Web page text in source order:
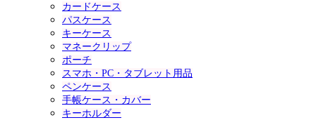
カードケース
パスケース
キーケース
マネークリップ
ポーチ
スマホ・PC・タブレット用品
ペンケース
手帳ケース・カバー
キーホルダー